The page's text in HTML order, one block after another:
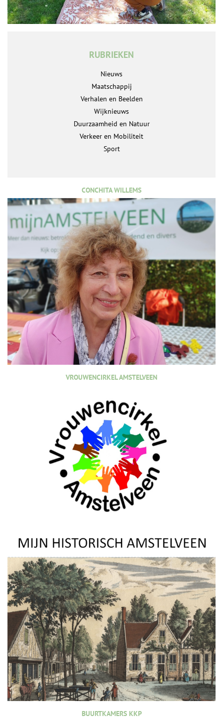
RUBRIEKEN
Nieuws
Maatschappij
Verhalen en Beelden
Wijknieuws
Duurzaamheid en Natuur
Verkeer en Mobiliteit
Sport
CONCHITA WILLEMS
VROUWENCIRKEL AMSTELVEEN
BUURTKAMERS KKP